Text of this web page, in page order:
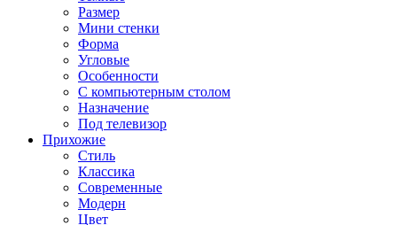
Размер
Мини стенки
Форма
Угловые
Особенности
С компьютерным столом
Назначение
Под телевизор
Прихожие
Стиль
Классика
Современные
Модерн
Цвет